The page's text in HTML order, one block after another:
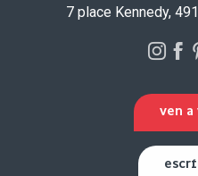
7 place Kennedy,
VEN A